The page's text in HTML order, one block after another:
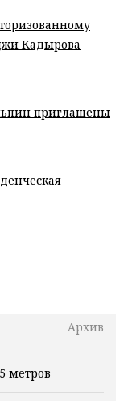
Архив
метров
Кадырова
приглашены